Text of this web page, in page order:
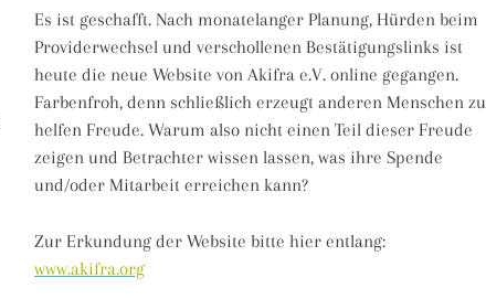
Es ist geschafft. Nach monatelanger Planung, Hürden beim
Providerwechsel und verschollenen Bestätigungslinks ist
heute die neue Website von Akifra e.V. online gegangen.
Farbenfroh, denn schließlich erzeugt anderen Menschen zu
helfen Freude. Warum also nicht einen Teil dieser Freude
zeigen und Betrachter wissen lassen, was ihre Spende
und/oder Mitarbeit erreichen kann?
Zur Erkundung der Website bitte hier entlang:
www.akifra.org